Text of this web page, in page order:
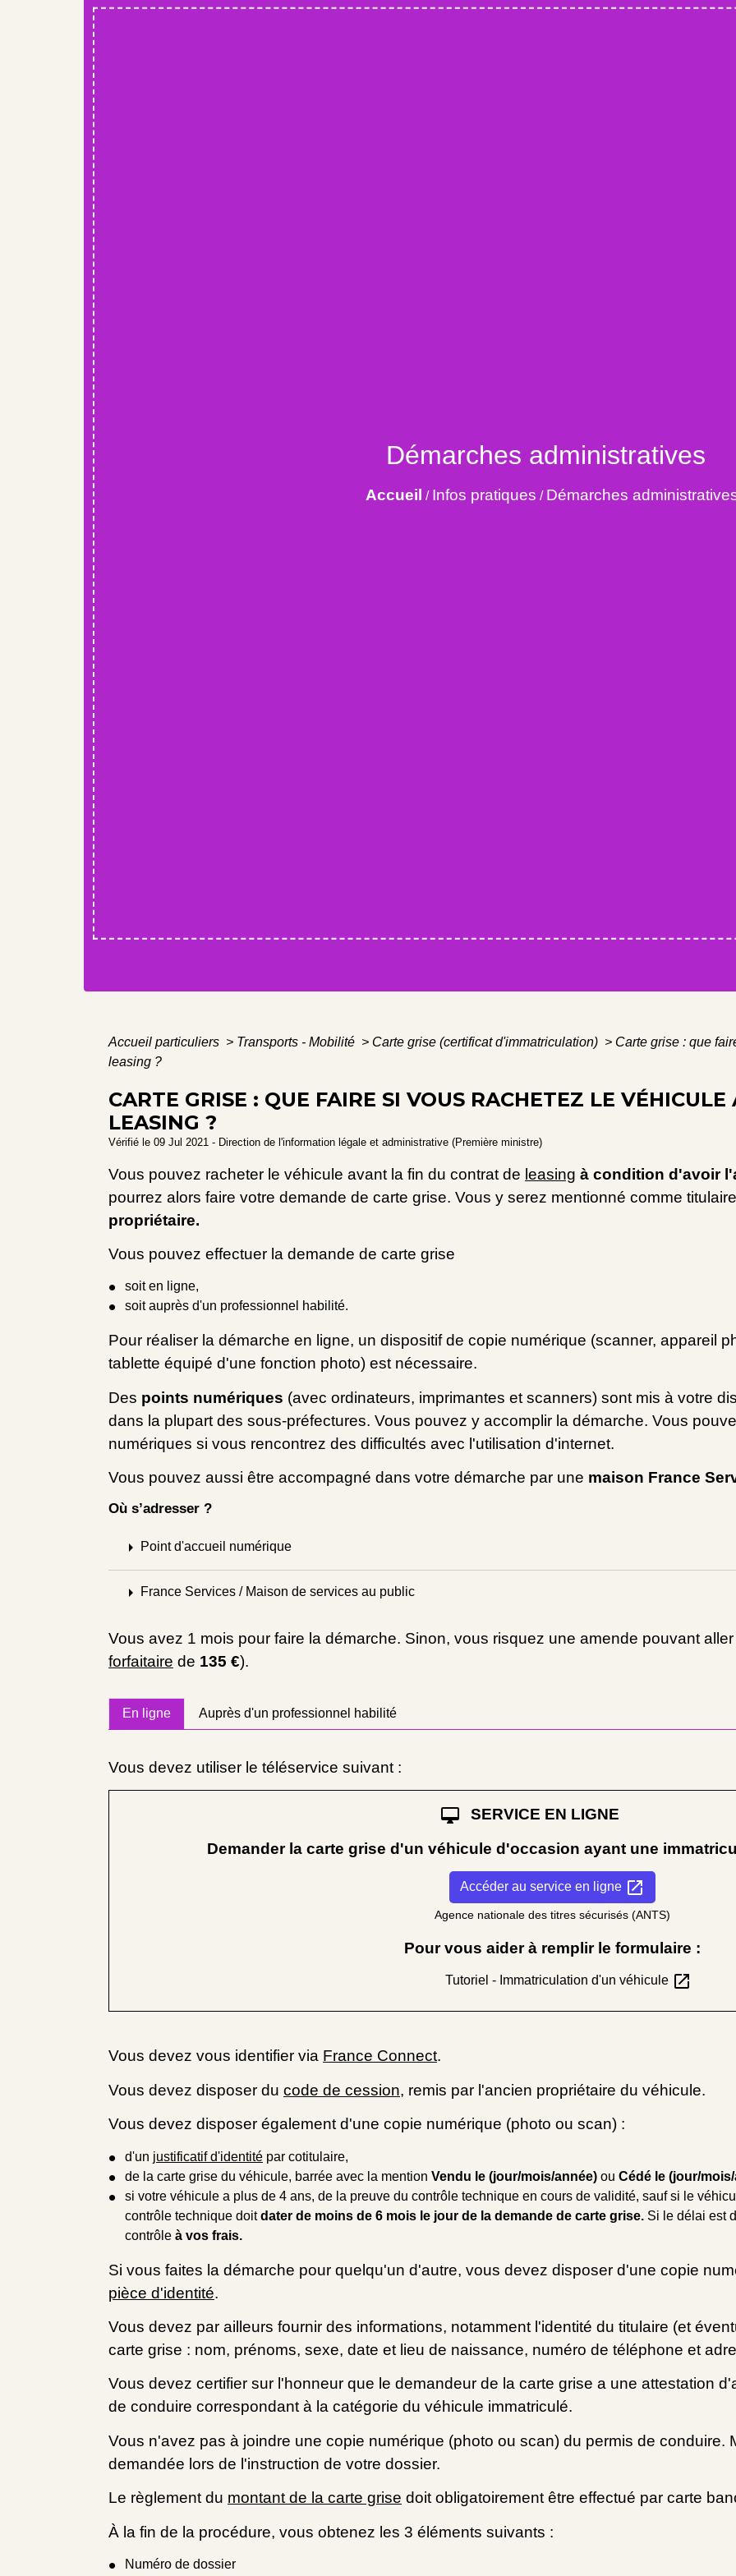
Démarches administratives
Accueil / Infos pratiques / Démarches
Accueil particuliers > Transports - Mobilité > Carte grise (certificat d'immatriculation) > Carte grise : que
leasing ?
CARTE GRISE : QUE FAIRE SI VOUS RACHETEZ LE
LEASING ?
Vérifié le 09 Jul 2021 - Direction de l'information légale et administrative (Première ministre)
Vous pouvez racheter le véhicule avant la fin du contrat de leasing à condition d'avoir
pourrez alors faire votre demande de carte grise. Vous y serez mentionné comme
propriétaire.
Vous pouvez effectuer la demande de carte grise
soit en ligne,
soit auprès d'un professionnel habilité.
Pour réaliser la démarche en ligne, un dispositif de copie numérique (scanner, appareil
tablette équipé d'une fonction photo) est nécessaire.
Des points numériques (avec ordinateurs, imprimantes et scanners) sont mis à votre
dans la plupart des sous-préfectures. Vous pouvez y accomplir la démarche. Vous
numériques si vous rencontrez des difficultés avec l'utilisation d'internet.
Vous pouvez aussi être accompagné dans votre démarche par une maison France
Où s’adresser ?
arrow_right Point d'accueil numérique
arrow_right France Services / Maison de services au public
Vous avez 1 mois pour faire la démarche. Sinon, vous risquez une amende pouvant
forfaitaire de 135 €).
En ligne Auprès d'un professionnel habilité
Vous devez utiliser le téléservice suivant :
desktop_mac
SERVICE EN LIGNE
Demander la carte grise d'un véhicule d'occasion ayant une
Accéder au service en ligne open_in_new
Agence nationale des titres sécurisés (ANTS)
Pour vous aider à remplir le formulaire :
Tutoriel - Immatriculation d'un véhicule open_in_new
Vous devez vous identifier via France Connect.
Vous devez disposer du code de cession, remis par l'ancien propriétaire du véhicule.
Vous devez disposer également d'une copie numérique (photo ou scan) :
d'un justificatif d'identité par cotitulaire,
de la carte grise du véhicule, barrée avec la mention Vendu le (jour/mois/année) ou Cédé le (jour/
si votre véhicule a plus de 4 ans, de la preuve du contrôle technique en cours de validité, sauf si le
contrôle technique doitdater de moins de 6 mois le jour de la demande de carte grise. Si le délai est
contrôle à vos frais.
Si vous faites la démarche pour quelqu'un d'autre, vous devez disposer d'une copie
pièce d'identité.
Vous devez par ailleurs fournir des informations, notamment l'identité du titulaire (et
carte grise : nom, prénoms, sexe, date et lieu de naissance, numéro de téléphone et
Vous devez certifier sur l'honneur que le demandeur de la carte grise a une attestation
de conduire correspondant à la catégorie du véhicule immatriculé.
Vous n'avez pas à joindre une copie numérique (photo ou scan) du permis de conduire.
demandée lors de l'instruction de votre dossier.
Le règlement du montant de la carte grise doit obligatoirement être effectué par carte
À la fin de la procédure, vous obtenez les 3 éléments suivants :
Numéro de dossier